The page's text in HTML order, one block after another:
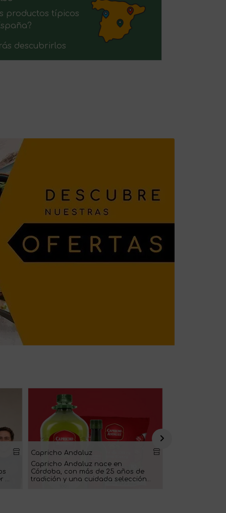
productos típicos
descubrirlos
y
Capricho Andaluz
Capricho Andaluz nace en
Córdoba, con más de 25 años de
tradición y una cuidada selección